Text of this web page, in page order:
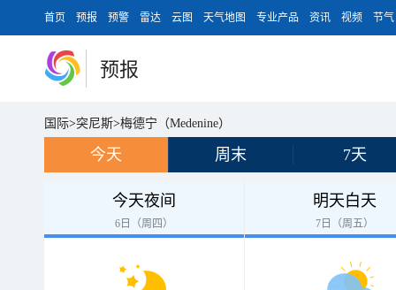
首页 预报 预警 雷达 云图 天气地图 专业产品 资讯 视频 节气
预报
国际>突尼斯>梅德宁（Medenine）
今天 周末 7天
今天夜间
6日（周四）
明天白天
7日（周五）